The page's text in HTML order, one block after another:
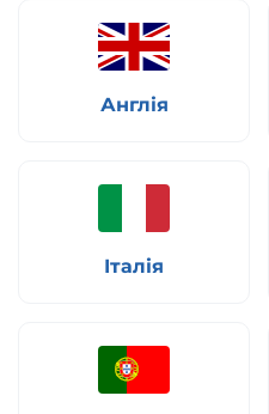
Англія
Італія